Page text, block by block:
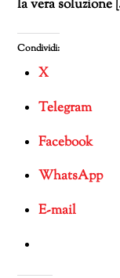
la vera soluzione
Condividi:
X
Telegram
Facebook
WhatsApp
E-mail